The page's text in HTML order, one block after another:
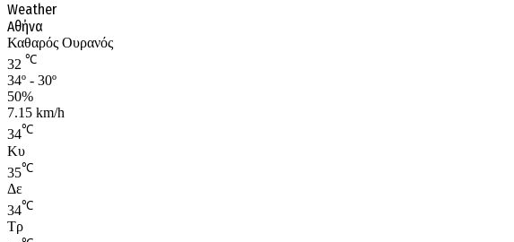
Weather
Αθήνα
Καθαρός Ουρανός
32 ℃
34º - 30º
50%
7.15 km/h
34℃
Κυ
35℃
Δε
34℃
Τρ